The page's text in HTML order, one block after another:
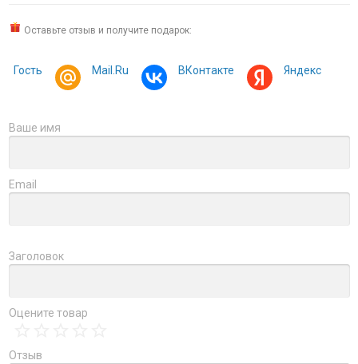
Оставьте отзыв и получите подарок:
Гость Mail.Ru ВКонтакте Яндекс
Ваше имя
Email
Заголовок
Оцените товар
Отзыв